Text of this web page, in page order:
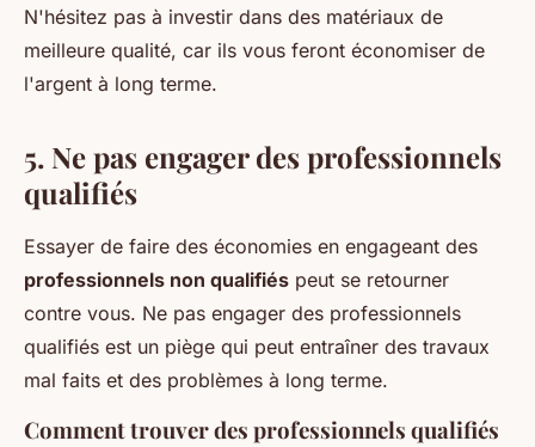
N'hésitez pas à investir dans des matériaux de
meilleure qualité, car ils vous feront économiser de
l'argent à long terme.
5. Ne pas engager des professionnels
qualifiés
Essayer de faire des économies en engageant des
professionnels non qualifiés peut se retourner
contre vous. Ne pas engager des professionnels
qualifiés est un piège qui peut entraîner des travaux
mal faits et des problèmes à long terme.
Comment trouver des professionnels qualifiés